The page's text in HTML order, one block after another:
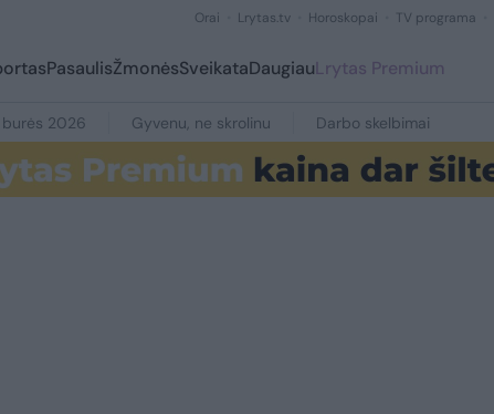
Orai Lrytas.tv Horoskopai TV programa
PasaulisŽmonėsSveikataDaugiauLrytas Premium
burės 2026 Gyvenu, ne skrolinu Darbo skelbimai